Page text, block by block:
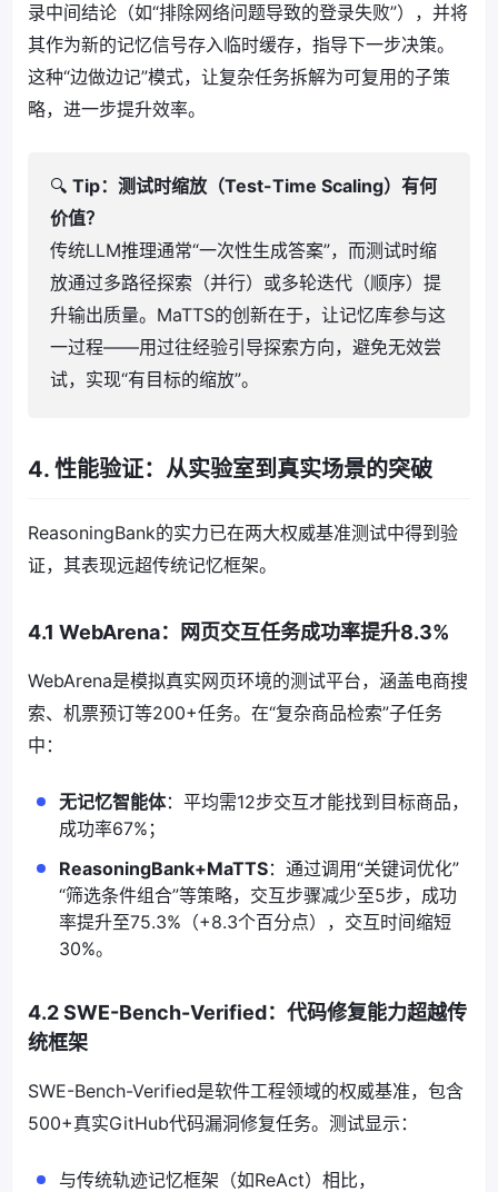
录中间结论（如“排除网络问题导致的登录失败”），并将
其作为新的记忆信号存入临时缓存，指导下一步决策。
这种“边做边记”模式，让复杂任务拆解为可复用的子策
略，进一步提升效率。
🔍 Tip：测试时缩放（Test-Time Scaling）有何
价值？
传统LLM推理通常“一次性生成答案”，而测试时缩
放通过多路径探索（并行）或多轮迭代（顺序）提
升输出质量。MaTTS的创新在于，让记忆库参与这
一过程——用过往经验引导探索方向，避免无效尝
试，实现“有目标的缩放”。
4. 性能验证：从实验室到真实场景的突破
ReasoningBank的实力已在两大权威基准测试中得到验
证，其表现远超传统记忆框架。
4.1 WebArena：网页交互任务成功率提升8.3%
WebArena是模拟真实网页环境的测试平台，涵盖电商搜
索、机票预订等200+任务。在“复杂商品检索”子任务
中：
无记忆智能体：平均需12步交互才能找到目标商品，
成功率67%；
ReasoningBank+MaTTS：通过调用“关键词优化”
“筛选条件组合”等策略，交互步骤减少至5步，成功
率提升至75.3%（+8.3个百分点），交互时间缩短
30%。
4.2 SWE-Bench-Verified：代码修复能力超越传
统框架
SWE-Bench-Verified是软件工程领域的权威基准，包含
500+真实GitHub代码漏洞修复任务。测试显示：
与传统轨迹记忆框架（如ReAct）相比，